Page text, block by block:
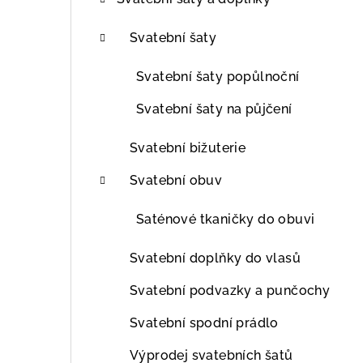
Svatební šaty
Svatební šaty popůlnoční
Svatební šaty na půjčení
Svatební bižuterie
Svatební obuv
Saténové tkaničky do obuvi
Svatební doplňky do vlasů
Svatební podvazky a punčochy
Svatební spodní prádlo
Výprodej svatebních šatů